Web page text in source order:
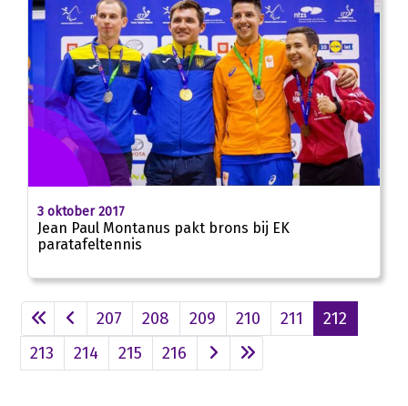
3 oktober 2017
Jean Paul Montanus pakt brons bij EK
paratafeltennis
207 208 209 210 211
212
213
214 215 216